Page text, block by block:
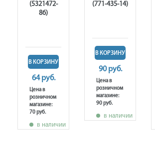
(5321472-
86)
В КОРЗИНУ
64 руб.
Цена в
розничном
магазине:
70 руб.
в наличии
(771-435-14)
В КОРЗИНУ
90 руб.
Цена в
розничном
магазине:
90 руб.
в наличии